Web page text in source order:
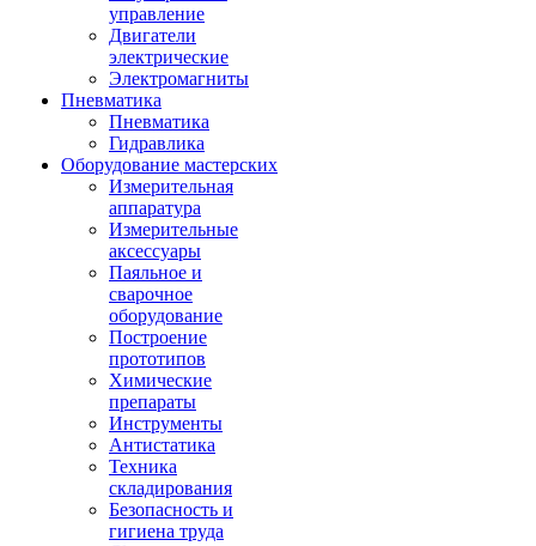
управление
Двигатели
электрические
Электромагниты
Пневматика
Пневматика
Гидравлика
Оборудование мастерских
Измерительная
аппаратура
Измерительные
аксессуары
Паяльное и
сварочное
оборудование
Построение
прототипов
Химические
препараты
Инструменты
Aнтистатика
Техника
складирования
Безопасность и
гигиена труда